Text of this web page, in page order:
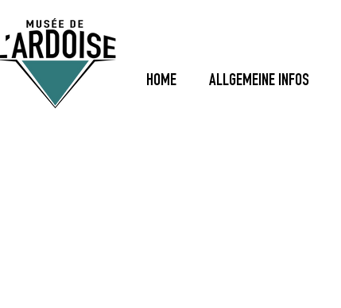
HOME ALLGEMEINE INFOS